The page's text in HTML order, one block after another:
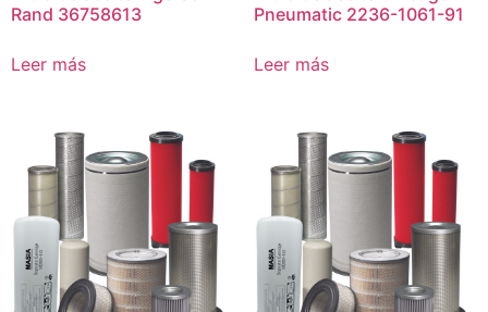
Rand 36758613
Leer más
Pneumatic 2236-1061-91
Leer más